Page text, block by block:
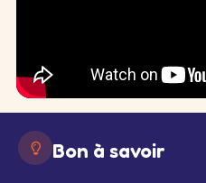
Bon à savoir